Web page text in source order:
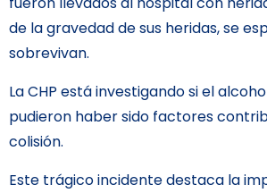
de la gravedad de sus heridas, se
sobrevivan.
La CHP está investigando si el
pudieron haber sido factores
colisión.
Este trágico incidente destaca la